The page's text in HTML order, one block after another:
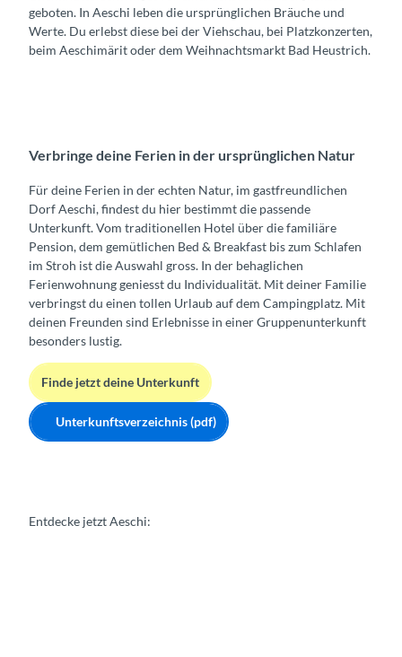
geboten. In Aeschi leben die ursprünglichen Bräuche und
Werte. Du erlebst diese bei der Viehschau, bei Platzkonzerten,
beim Aeschimärit oder dem Weihnachtsmarkt Bad Heustrich.
Verbringe deine Ferien in der ursprünglichen Natur
Für deine Ferien in der echten Natur, im gastfreundlichen
Dorf Aeschi, findest du hier bestimmt die passende
Unterkunft. Vom traditionellen Hotel über die familiäre
Pension, dem gemütlichen Bed & Breakfast bis zum Schlafen
im Stroh ist die Auswahl gross. In der behaglichen
Ferienwohnung geniesst du Individualität. Mit deiner Familie
verbringst du einen tollen Urlaub auf dem Campingplatz. Mit
deinen Freunden sind Erlebnisse in einer Gruppenunterkunft
besonders lustig.
Finde jetzt deine Unterkunft
Unterkunftsverzeichnis (pdf)
Entdecke jetzt Aeschi: